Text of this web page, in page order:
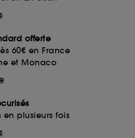
offerte
60€ en France
et Monaco
plusieurs fois
votrte consentement. Si vous
d'information sur les cookies